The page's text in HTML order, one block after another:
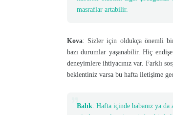
masraflar artabilir.
Kova: Sizler için oldukça önemli bir
bazı durumlar yaşanabilir. Hiç
deneyimlere ihtiyacınız var. Farklı
beklentiniz varsa bu hafta iletişime
Balık: Hafta içinde babanız ya